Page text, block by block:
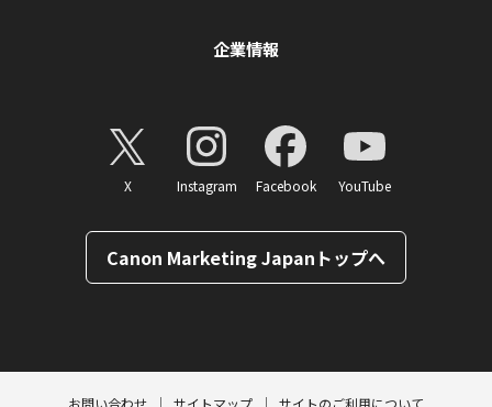
企業情報
X Instagram Facebook YouTube
Canon Marketing Japanトップへ
お問い合わせ サイトマップ サイトのご利用について